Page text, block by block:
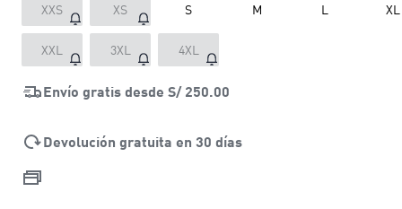
XXS XS S M L XL
XXL 3XL 4XL
Envío gratis desde S/ 250.00
Devolución gratuita en 30 días